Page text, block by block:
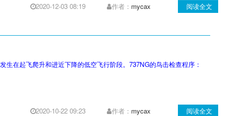
2020-12-03 08:19 作者： mycax 阅读全文
在起飞爬升和进近下降的低空飞行阶段。737NG的鸟击检查程序：
2020-10-22 09:23 作者： mycax 阅读全文